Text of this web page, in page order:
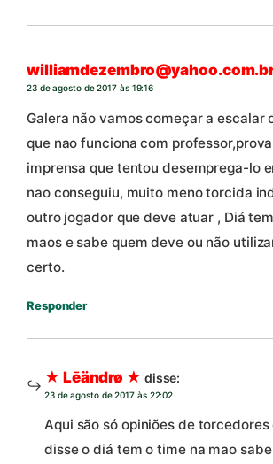
23 de agosto de 2017 às 19:16
Galera não vamos começar a escalar
que nao funciona com
imprensa que tentou desemprega-lo
nao conseguiu, muito meno torcida
outro jogador que deve atuar , Diá
maos e sabe quem deve ou não
certo.
Responder
★ Lēändrø ★ disse:
23 de agosto de 2017 às 22:02
Aqui são só opiniões de
disse o diá tem o time na mao